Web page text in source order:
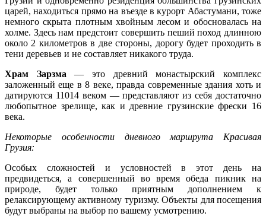
царей, находиться прямо на въезде в курорт Абастумани, тоже
немного скрыта плотным хвойным лесом и обосновалась на
холме. Здесь нам предстоит совершить пеший поход длинною
около 2 километров в две стороны, дорогу будет проходить в
тени деревьев и не составляет никакого труда.
Храм Зарзма — это древний монастырский комплекс
заложенный еще в 8 веке, правда современные здания хоть и
датируются 11014 веком — представляют из себя достаточно
любопытное зрелище, как и древние грузинские фрески 16
века.
Некоторые особенности дневного маршрута Красивая
Грузия:
Особых сложностей и условностей в этот день на
предвидеться, а совершенный во время обеда пикник на
природе, будет только приятным дополнением к
релаксирующему активному туризму. Объекты для посещения
будут выбраны на выбор по вашему усмотрению.